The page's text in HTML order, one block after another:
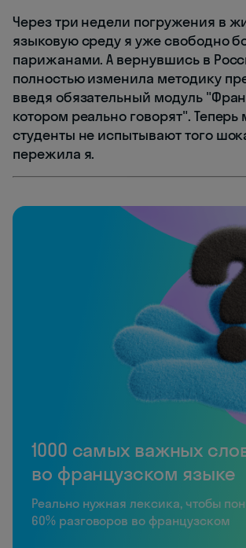
Через три недели погружения в
языковую среду я уже свободно
парижанами. А вернувшись в
полностью изменила методику
введя обязательный модуль
котором реально говорят". Теперь
студенты не испытывают того
пережила я.
1000 самых важных
во французском языке
Реально нужная лексика, чтобы
60% разговоров во французском